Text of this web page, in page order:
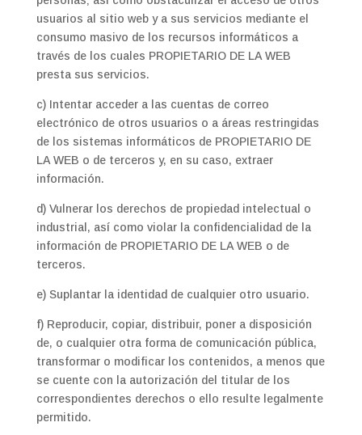
usuarios al sitio web y a sus servicios mediante el
consumo masivo de los recursos informáticos a
través de los cuales PROPIETARIO DE LA WEB
presta sus servicios.
c) Intentar acceder a las cuentas de correo
electrónico de otros usuarios o a áreas restringidas
de los sistemas informáticos de PROPIETARIO DE
LA WEB o de terceros y, en su caso, extraer
información.
d) Vulnerar los derechos de propiedad intelectual o
industrial, así como violar la confidencialidad de la
información de PROPIETARIO DE LA WEB o de
terceros.
e) Suplantar la identidad de cualquier otro usuario.
f) Reproducir, copiar, distribuir, poner a disposición
de, o cualquier otra forma de comunicación pública,
transformar o modificar los contenidos, a menos que
se cuente con la autorización del titular de los
correspondientes derechos o ello resulte legalmente
permitido.